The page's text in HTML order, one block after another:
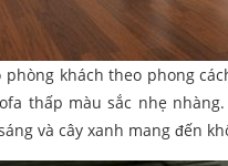
khách theo phong
thấp màu sắc nhẹ
và cây xanh mang đến